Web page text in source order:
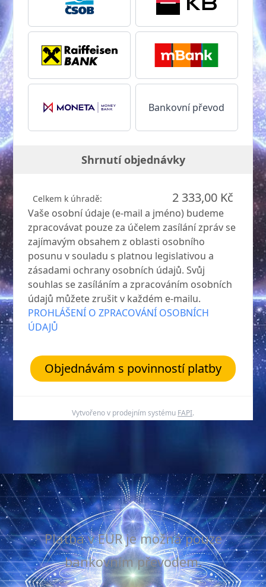
Bankovní převod
Shrnutí objednávky
Celkem k úhradě: 2 333,00 Kč
Vaše osobní údaje (e-mail a jméno) budeme
zpracovávat pouze za účelem zasílání zpráv se
zajímavým obsahem z oblasti osobního
posunu v souladu s platnou legislativou a
zásadami ochrany osobních údajů. Svůj
souhlas se zasíláním a zpracováním osobních
údajů můžete zrušit v každém e-mailu.
PROHLÁŠENÍ O ZPRACOVÁNÍ OSOBNÍCH
ÚDAJŮ
Objednávám s povinností platby
Vytvořeno v prodejním systému FAPI.
Platba v EUR je možná pouze
bankovním převodem.